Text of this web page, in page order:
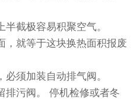
截极容易积聚空气。
，就等于这块换热面积报废
须加装自动排气阀。
排污阀。 停机检修或者冬